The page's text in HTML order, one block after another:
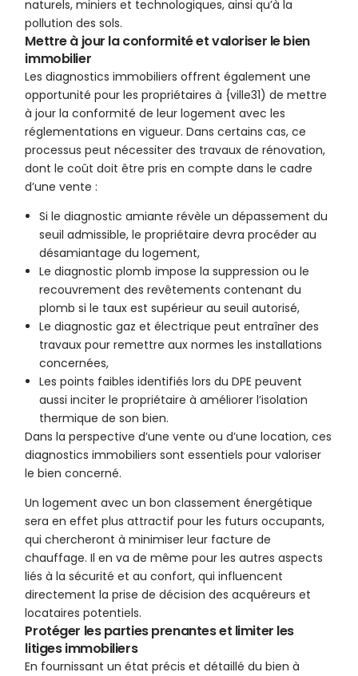
naturels, miniers et technologiques, ainsi qu’à la
pollution des sols.
Mettre à jour la conformité et valoriser le bien
immobilier
Les diagnostics immobiliers offrent également une
opportunité pour les propriétaires à {ville31) de mettre
à jour la conformité de leur logement avec les
réglementations en vigueur. Dans certains cas, ce
processus peut nécessiter des travaux de rénovation,
dont le coût doit être pris en compte dans le cadre
d’une vente :
Si le diagnostic amiante révèle un dépassement du
seuil admissible, le propriétaire devra procéder au
désamiantage du logement,
Le diagnostic plomb impose la suppression ou le
recouvrement des revêtements contenant du
plomb si le taux est supérieur au seuil autorisé,
Le diagnostic gaz et électrique peut entraîner des
travaux pour remettre aux normes les installations
concernées,
Les points faibles identifiés lors du DPE peuvent
aussi inciter le propriétaire à améliorer l’isolation
thermique de son bien.
Dans la perspective d’une vente ou d’une location, ces
diagnostics immobiliers sont essentiels pour valoriser
le bien concerné.
Un logement avec un bon classement énergétique
sera en effet plus attractif pour les futurs occupants,
qui chercheront à minimiser leur facture de
chauffage. Il en va de même pour les autres aspects
liés à la sécurité et au confort, qui influencent
directement la prise de décision des acquéreurs et
locataires potentiels.
Protéger les parties prenantes et limiter les
litiges immobiliers
En fournissant un état précis et détaillé du bien à